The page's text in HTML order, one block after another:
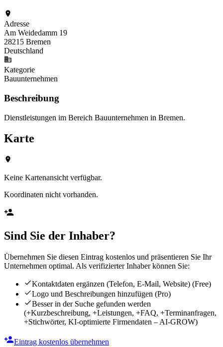
Adresse
Am Weidedamm 19
28215 Bremen
Deutschland
Kategorie
Bauunternehmen
Beschreibung
Dienstleistungen im Bereich Bauunternehmen in Bremen.
Karte
Keine Kartenansicht verfügbar.
Koordinaten nicht vorhanden.
Sind Sie der Inhaber?
Übernehmen Sie diesen Eintrag kostenlos und präsentieren Sie Ihr
Unternehmen optimal. Als verifizierter Inhaber können Sie:
Kontaktdaten ergänzen (Telefon, E-Mail, Website) (Free)
Logo und Beschreibungen hinzufügen (Pro)
Besser in der Suche gefunden werden
(+Kurzbeschreibung, +Leistungen, +FAQ, +Terminanfragen,
+Stichwörter, KI-optimierte Firmendaten – AI-GROW)
Eintrag kostenlos übernehmen